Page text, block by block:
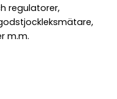
regulatorer,
m.m.